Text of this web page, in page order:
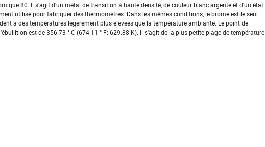
80. Il s'agit d'un métal de transition à haute densité, de couleur blanc argenté et d'un état
utilisé pour fabriquer des thermomètres. Dans les mêmes conditions, le brome est le seul
à des températures légèrement plus élevées que la température ambiante. Le point de
est de 356.73 ° C (674.11 ° F; 629.88 K). Il s'agit de la plus petite plage de température